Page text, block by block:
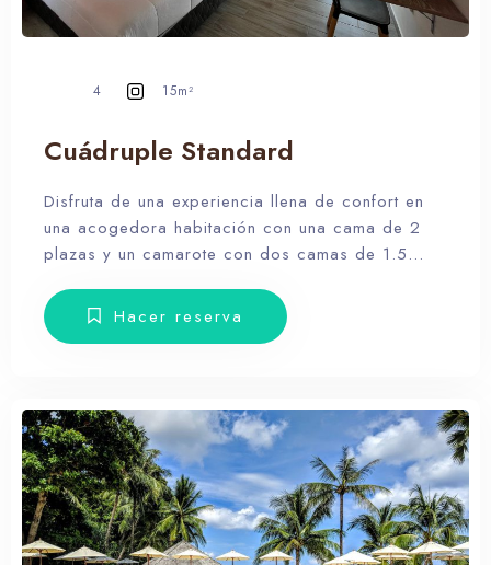
Cuádruple Standard
Disfruta de una experiencia llena de confort en
una acogedora habitación con una cama de 2
plazas y un camarote con dos camas de 1.5
armario, veladores, toallas y amenities.
4 15m²
Hacer reserva